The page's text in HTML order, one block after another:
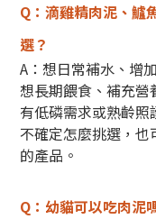
Q：滴雞精肉泥、鱸
選？
A：想日常補水、增
想長期餵食、補充營
有低磷需求或熟齡照
不確定怎麼挑選，也
的產品。
Q：幼貓可以吃肉泥